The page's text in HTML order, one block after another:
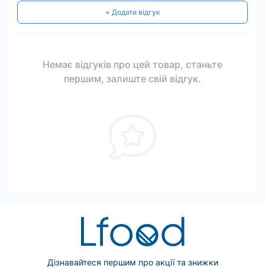
+ Додати відгук
Немає відгуків про цей товар, станьте
першим, залиште свій відгук.
Дізнавайтеся першим про акції та знижки